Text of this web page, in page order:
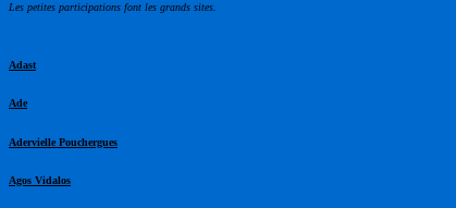
Les petites participations font les grands sites.
Adast
Ade
Adervielle Pouchergues
Agos Vidalos